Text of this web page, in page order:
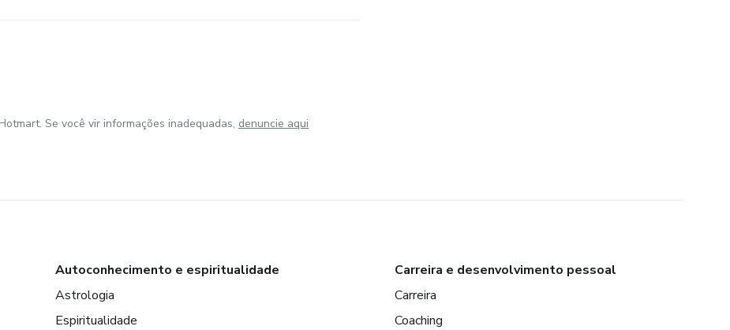
Se você vir informações inadequadas, denuncie aqui
Autoconhecimento e espiritualidade
Astrologia
Espiritualidade
Carreira e desenvolvimento pessoal
Carreira
Coaching